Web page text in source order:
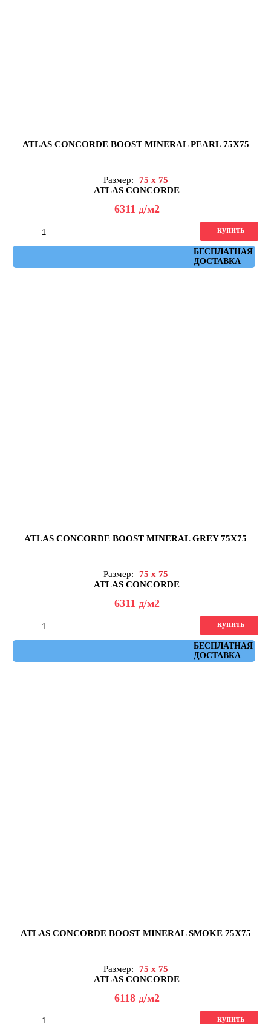
ATLAS CONCORDE BOOST MINERAL PEARL 75X75
Размер:
75 x 75
ATLAS CONCORDE
6311 д/м2
БЕСПЛАТНАЯ
ДОСТАВКА
купить
ATLAS CONCORDE BOOST MINERAL GREY 75X75
Размер:
75 x 75
ATLAS CONCORDE
6311 д/м2
БЕСПЛАТНАЯ
ДОСТАВКА
купить
ATLAS CONCORDE BOOST MINERAL SMOKE 75X75
Размер:
75 x 75
ATLAS CONCORDE
6118 д/м2
купить